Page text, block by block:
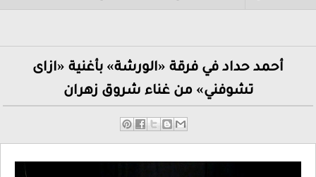
حداد في فرقة «الورشة» بأغنية «ازاى
تشوفني» من غناء شروق زهران